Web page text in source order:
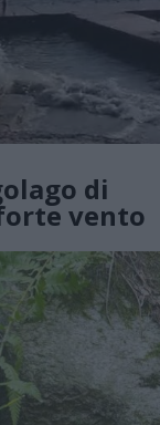
di
vento